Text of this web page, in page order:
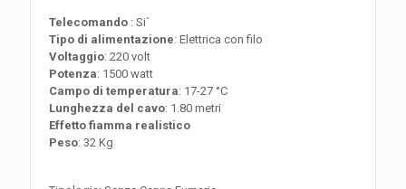
Telecomando : Si´
Tipo di alimentazione: Elettrica con filo
Voltaggio: 220 volt
Potenza: 1500 watt
Campo di temperatura: 17-27 °C
Lunghezza del cavo: 1.80 metri
Effetto fiamma realistico
Peso: 32 Kg